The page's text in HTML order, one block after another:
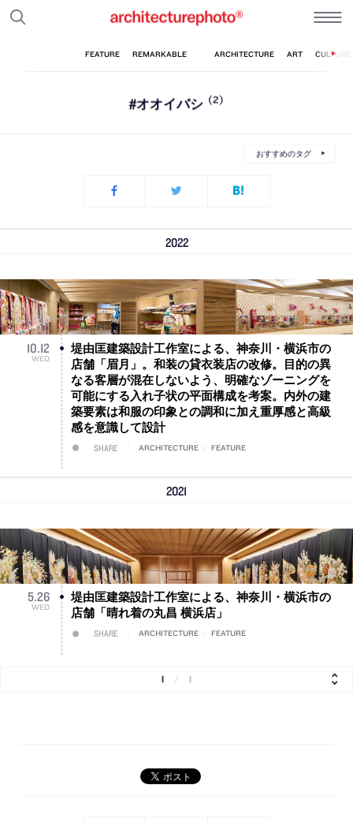
#オオイバシ (2)
おすすめのタグ
2022
10.12
WED
堤由匡建築設計工作室による、神奈川・横浜市の
店舗「眉月」。和装の貸衣装店の改修。目的の異
なる客層が混在しないよう、明確なゾーニングを
可能にする入れ子状の平面構成を考案。内外の建
築要素は和服の印象との調和に加え重厚感と高級
感を意識して設計
SHARE ARCHITECTURE FEATURE
2021
5.26
WED
堤由匡建築設計工作室による、神奈川・横浜市の
店舗「晴れ着の丸昌 横浜店」
SHARE ARCHITECTURE FEATURE
1 1